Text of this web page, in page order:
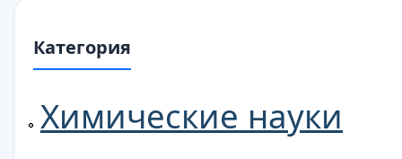
Категория
Химические науки